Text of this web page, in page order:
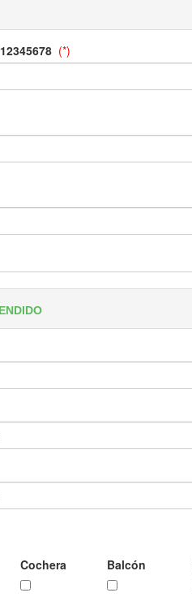
(*)
Cochera Balcón